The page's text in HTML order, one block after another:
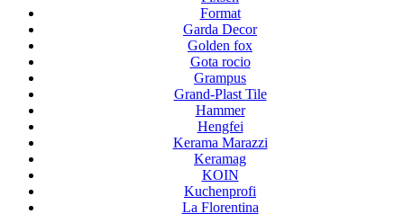
Format
Garda Decor
Golden fox
Gota rocio
Grampus
Grand-Plast Tile
Hammer
Hengfei
Kerama Marazzi
Keramag
KOIN
Kuchenprofi
La Florentina